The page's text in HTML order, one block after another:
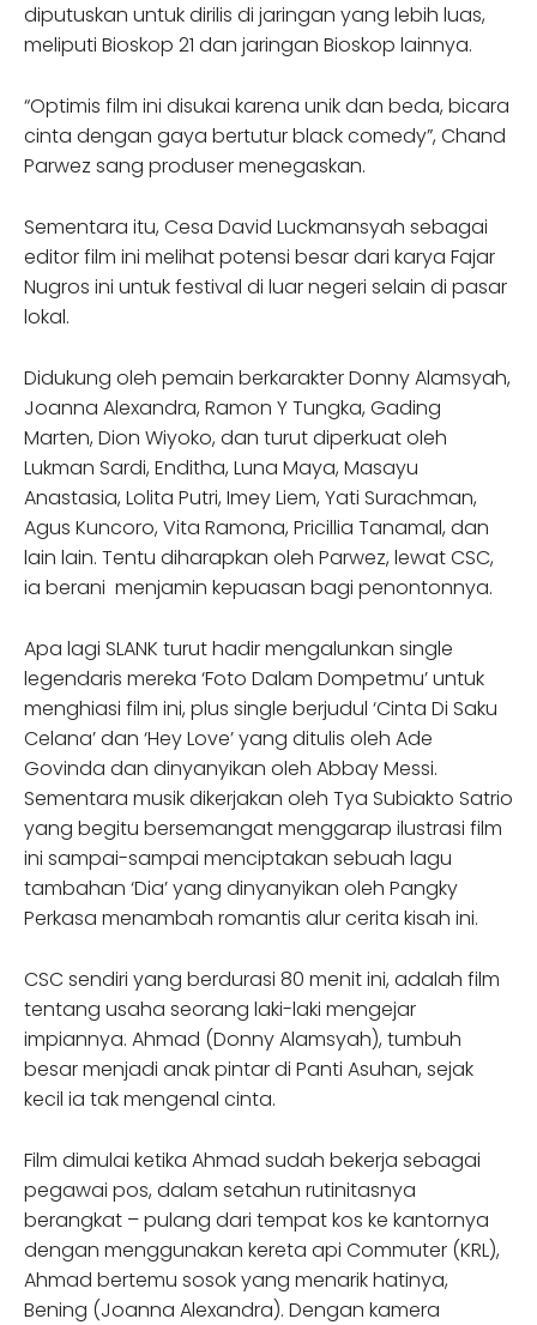
diputuskan untuk dirilis di jaringan yang lebih luas,
meliputi Bioskop 21 dan jaringan Bioskop lainnya.
“Optimis film ini disukai karena unik dan beda, bicara
cinta dengan gaya bertutur black comedy”, Chand
Parwez sang produser menegaskan.
Sementara itu, Cesa David Luckmansyah sebagai
editor film ini melihat potensi besar dari karya Fajar
Nugros ini untuk festival di luar negeri selain di pasar
lokal.
Didukung oleh pemain berkarakter Donny Alamsyah,
Joanna Alexandra, Ramon Y Tungka, Gading
Marten, Dion Wiyoko, dan turut diperkuat oleh
Lukman Sardi, Enditha, Luna Maya, Masayu
Anastasia, Lolita Putri, Imey Liem, Yati Surachman,
Agus Kuncoro, Vita Ramona, Pricillia Tanamal, dan
lain lain. Tentu diharapkan oleh Parwez, lewat CSC,
ia berani menjamin kepuasan bagi penontonnya.
Apa lagi SLANK turut hadir mengalunkan single
legendaris mereka ‘Foto Dalam Dompetmu’ untuk
menghiasi film ini, plus single berjudul ‘Cinta Di Saku
Celana’ dan ‘Hey Love’ yang ditulis oleh Ade
Govinda dan dinyanyikan oleh Abbay Messi.
Sementara musik dikerjakan oleh Tya Subiakto Satrio
yang begitu bersemangat menggarap ilustrasi film
ini sampai-sampai menciptakan sebuah lagu
tambahan ‘Dia’ yang dinyanyikan oleh Pangky
Perkasa menambah romantis alur cerita kisah ini.
CSC sendiri yang berdurasi 80 menit ini, adalah film
tentang usaha seorang laki-laki mengejar
impiannya. Ahmad (Donny Alamsyah), tumbuh
besar menjadi anak pintar di Panti Asuhan, sejak
kecil ia tak mengenal cinta.
Film dimulai ketika Ahmad sudah bekerja sebagai
pegawai pos, dalam setahun rutinitasnya
berangkat – pulang dari tempat kos ke kantornya
dengan menggunakan kereta api Commuter (KRL),
Ahmad bertemu sosok yang menarik hatinya,
Bening (Joanna Alexandra). Dengan kamera